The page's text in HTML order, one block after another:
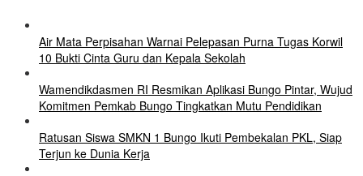
Air Mata Perpisahan Warnai Pelepasan Purna Tugas Korwil
10 Bukti Cinta Guru dan Kepala Sekolah
Wamendikdasmen RI Resmikan Aplikasi Bungo Pintar, Wujud
Komitmen Pemkab Bungo Tingkatkan Mutu Pendidikan
Ratusan Siswa SMKN 1 Bungo Ikuti Pembekalan PKL, Siap
Terjun ke Dunia Kerja